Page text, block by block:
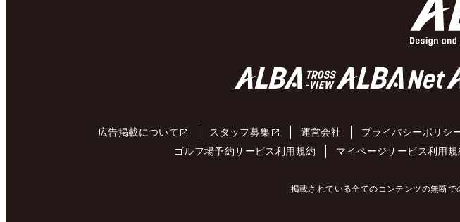
広告掲載について スタッフ募集 運営会社 プライバシーポリシ
ゴルフ場予約サービス利用規約
マイページサービス利用規
掲載されている全てのコンテンツの無断